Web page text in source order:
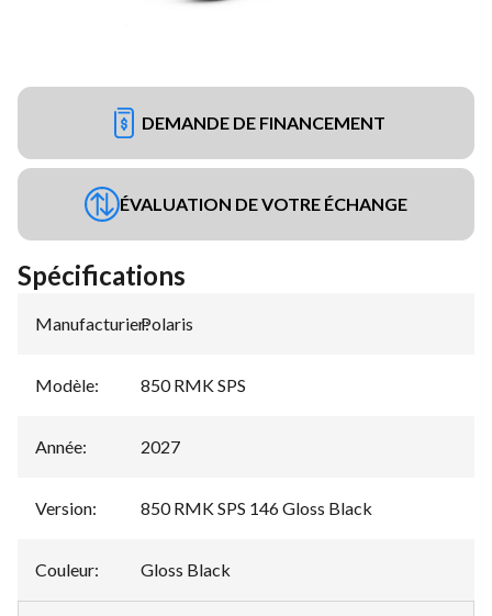
DEMANDE DE FINANCEMENT
ÉVALUATION DE VOTRE ÉCHANGE
Spécifications
Manufacturier:
Polaris
Modèle: 850 RMK SPS
Année: 2027
Version: 850 RMK SPS 146 Gloss Black
Couleur: Gloss Black